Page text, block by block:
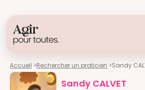
Accueil >Rechercher un praticien >Sandy
Sandy CALVET